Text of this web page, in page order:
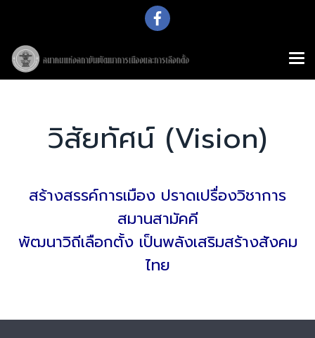
วิสัยทัศน์ (Vision)
สร้างสรรค์การเมือง ปราดเปรื่องวิชาการ
สมานสามัคคี
พัฒนาวิถีเลือกตั้ง เป็นพลังเสริมสร้างสังคม
ไทย